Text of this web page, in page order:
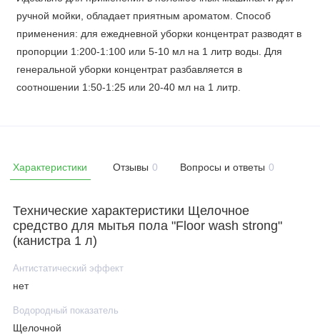
ручной мойки, обладает приятным ароматом. Способ
применения: для ежедневной уборки концентрат разводят в
пропорции 1:200-1:100 или 5-10 мл на 1 литр воды. Для
генеральной уборки концентрат разбавляется в
соотношении 1:50-1:25 или 20-40 мл на 1 литр.
Характеристики Отзывы 0 Вопросы и ответы 0
Технические характеристики Щелочное
средство для мытья пола "Floor wash strong"
(канистра 1 л)
Антистатический эффект
нет
Водородный показатель
Щелочной